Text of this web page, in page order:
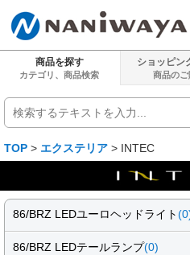
商品を探す
カテゴリ、商品検索
ショッピン
商品のご
TOP > エクステリア > INTEC
86/BRZ LEDユーロヘッドライト
86/BRZ LEDテールランプ(0)